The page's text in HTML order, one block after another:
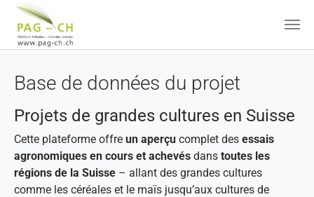
Base de données du projet
Projets de grandes cultures en Suisse
Cette plateforme offre un aperçu complet des essais
agronomiques en cours et achevés dans toutes les
régions de la Suisse – allant des grandes cultures
comme les céréales et le maïs jusqu’aux cultures de